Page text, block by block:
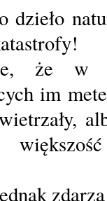
dzieło
że w
im